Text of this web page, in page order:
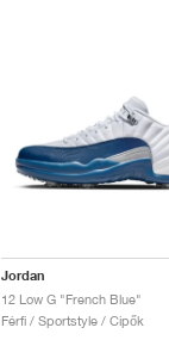
Jordan
12 Low G "French Blue"
Férfi / Sportstyle / Cipők